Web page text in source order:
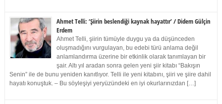
Ahmet Telli: ‘Şiirin beslendiği kaynak hayattır’ / Didem Gülçin
Erdem
Ahmet Telli, şiirin tümüyle duygu ya da düşünceden
oluşmadığını vurgulayan, bu edebi türü anlama değil
anlamlandırma üzerine bir etkinlik olarak tanımlayan bir
şair. Altı yıl aradan sonra gelen yeni şiir kitabı “Bakışın
Senin” ile de bunu yeniden kanıtlıyor. Telli ile yeni kitabını, şiiri ve şiire dahil
hayatı konuştuk. – Bu söyleşiyi yeryüzündeki en iyi okurlarınızdan […]